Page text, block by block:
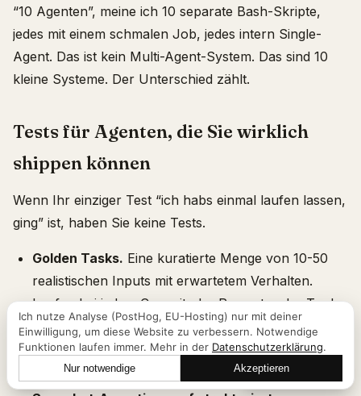
“10 Agenten”, meine ich 10 separate Bash-Skripte,
jedes mit einem schmalen Job, jedes intern Single-
Agent. Das ist kein Multi-Agent-System. Das sind 10
kleine Systeme. Der Unterschied zählt.
Tests für Agenten, die Sie wirklich
shippen können
Wenn Ihr einziger Test “ich habs einmal laufen lassen,
ging” ist, haben Sie keine Tests.
Golden Tasks. Eine kuratierte Menge von 10-50
realistischen Inputs mit erwartetem Verhalten.
Laufen bei jedem Commit, der Prompt- oder Tool-
Code berührt. Das sind keine Unit-Tests des
Modells; das sind Unit-Tests der Entscheidungen
Ihres Agenten.
Lass uns reden
Ich nutze Analyse (PostHog, EU-Hosting) nur mit deiner
Einwilligung, um diese Website zu verbessern. Notwendige
Funktionen laufen immer. Mehr in der Datenschutzerklärung.
Nur notwendige Akzeptieren